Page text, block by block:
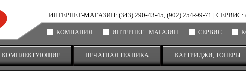
ИНТЕРНЕТ-МАГАЗИН: (343) 290-43-45, (902) 254-99-71 | СЕРВИС:
КОМПАНИЯ ИНТЕРНЕТ - МАГАЗИН СЕРВИС
КОМПЛЕКТУЮЩИЕ ПЕЧАТНАЯ ТЕХНИКА КАРТРИДЖИ, ТОНЕРЫ